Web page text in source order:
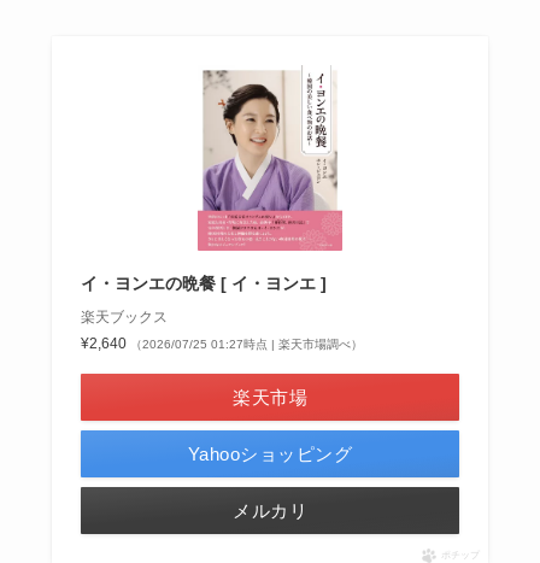
イ・ヨンエの晩餐 [ イ・ヨンエ ]
楽天ブックス
¥2,640
（2026/07/25 01:27時点 | 楽天市場調べ）
楽天市場
Yahooショッピング
メルカリ
ポチップ